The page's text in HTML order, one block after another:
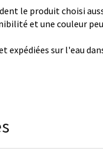
le produit choisi
et une couleur
expédiées sur l'eau